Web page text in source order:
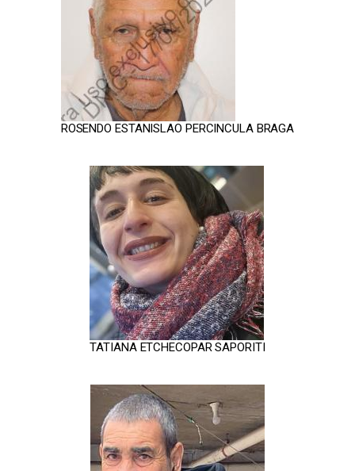
ROSENDO ESTANISLAO PERCINCULA BRAGA
TATIANA ETCHECOPAR SAPORITI